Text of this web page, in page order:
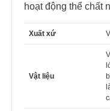
hoạt động thể chất
Xuất xứ
Vật liệu